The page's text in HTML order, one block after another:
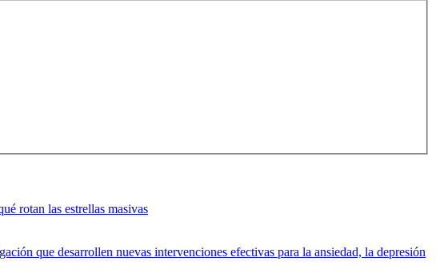
rotan las estrellas masivas
que desarrollen nuevas intervenciones efectivas para la ansiedad, la depresión